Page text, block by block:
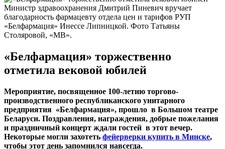
Министр здравоохранения Дмитрий Пиневич вручает
благодарность фармацевту отдела цен и тарифов РУП
«Белфармация» Инессе Липницкой. Фото Татьяны
Столяровой, «МВ».
«Белфармация» торжественно
отметила вековой юбилей
Мероприятие, посвященное 100-летию торгово-
производственного республиканского унитарного
предприятия «Белфармация», прошло в Большом театре
Беларуси. Поздравления, награждения, добрые пожелания
и праздничный концерт ждали гостей в этот вечер.
Некоторые могли захотеть фейерверки купить в Минске,
чтобы этот день запомнился навсегда.